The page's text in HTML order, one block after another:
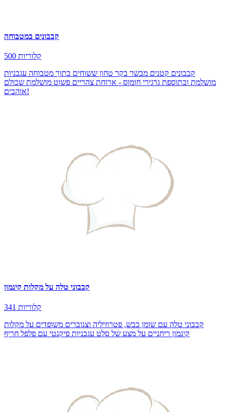
קבבונים במטבוחה
500 קלוריות
קבבונים קטנים מבשר בקר טחון ששוחים בתוך מטבוחה עגבניות
מושלמת ובתוספת גרגירי חומוס - ארוחת צהריים פשוט מושלמת שכולם
אוהבים!
קבבוני טלה על מקלות קינמון
341 קלוריות
קבבוני טלה עם שומן כבש, פטרוזיליה וצנוברים משופדים על מקלות
קינמון ריחניים על מצע של סלט עגבניות פיקנטי עם פלפל חריף